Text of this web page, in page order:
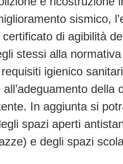
sismico,
certificato di agibilità
stessi alla
igienico
della
In aggiunta si
spazi aperti
e degli spazi